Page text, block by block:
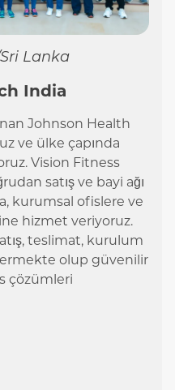
Lanka
India
Johnson Health
ve ülke çapında
Vision Fitness
satış ve bayi ağı
kurumsal ofislere ve
hizmet veriyoruz.
teslimat, kurulum
olup güvenilir
çözümleri